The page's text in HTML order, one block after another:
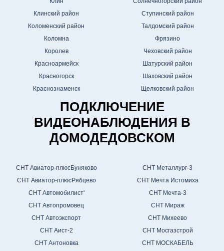
Клинский район
Коломенский район
Коломна
Королев
Красноармейск
Красногорск
Краснознаменск
Ступинский район
Талдомский район
Фрязино
Чеховский район
Шатурский район
Шаховский район
Щелковский район
ПОДКЛЮЧЕНИЕ
ВИДЕОНАБЛЮДЕНИЯ В
ДОМОДЕДОВСКОМ
СНТ Авиатор-плюсБуняково
СНТ Авиатор-плюсРябцево
СНТ Автомобилист'
СНТ Автопромовец
СНТ Автоэкспорт
СНТ Аист-2
СНТ Антоновка
СНТ Металлург-3
СНТ Мечта Истомиха
СНТ Мечта-3
СНТ Мираж
СНТ Михеево
СНТ Мосгазстрой
СНТ МОСКАБЕЛЬ